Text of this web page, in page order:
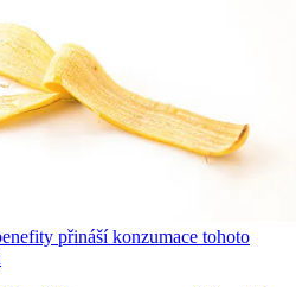
přináší konzumace tohoto